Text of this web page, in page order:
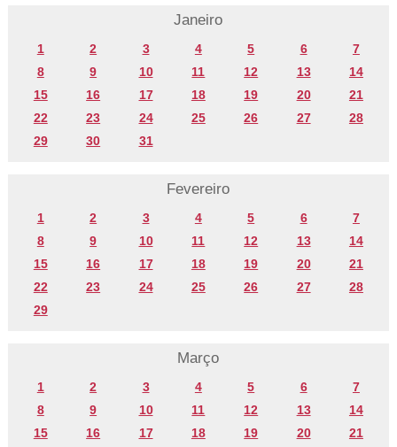
Janeiro
1 2 3 4 5 6
7
8
9 10 11 12 13
14
15
16 17 18 19 20
21
22
23 24 25 26 27
28
29
30 31
Fevereiro
1 2 3 4 5 6
7
8
9 10 11 12 13
14
15
16 17 18 19 20
21
22
23 24 25 26 27
28
29
Março
1 2 3 4 5 6
7
8
9 10 11 12 13
14
15
16 17 18 19 20
21